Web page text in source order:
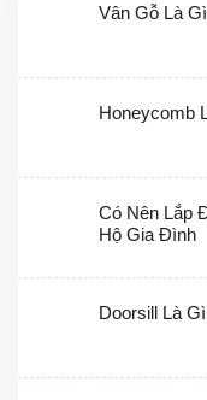
Vân Gỗ Là
Honeycomb
Có Nên Lắp
Hộ Gia Đình
Doorsill Là